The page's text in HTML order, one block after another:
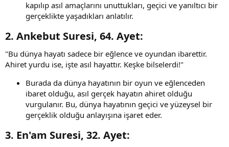
kapılıp asıl amaçlarını unuttukları, geçici ve yanıltıcı bir
gerçeklikte yaşadıkları anlatılır.
2. Ankebut Suresi, 64. Ayet:​
"Bu dünya hayatı sadece bir eğlence ve oyundan ibarettir.
Ahiret yurdu ise, işte asıl hayattır. Keşke bilselerdi!"
Burada da dünya hayatının bir oyun ve eğlenceden
ibaret olduğu, asıl gerçek hayatın ahiret olduğu
vurgulanır. Bu, dünya hayatının geçici ve yüzeysel bir
gerçeklik olduğu anlayışına işaret eder.
3. En'am Suresi, 32. Ayet:​